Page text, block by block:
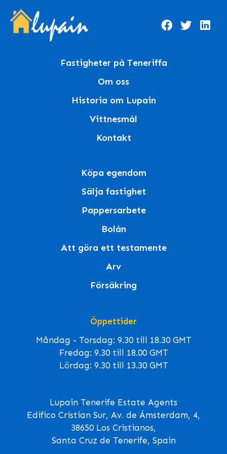
Fastigheter på Teneriffa
Om oss
Historia om Lupain
Vittnesmål
Kontakt
Köpa egendom
Sälja fastighet
Pappersarbete
Bolån
Att göra ett testamente
Arv
Försäkring
Öppettider
Måndag - Torsdag: 9.30 till 18.30 GMT
Fredag: 9.30 till 18.00 GMT
Lördag: 9.30 till 13.30 GMT
Lupain Tenerife Estate Agents
Edifico Cristian Sur, Av. de Ámsterdam, 4,
38650 Los Cristianos,
Santa Cruz de Tenerife, Spain